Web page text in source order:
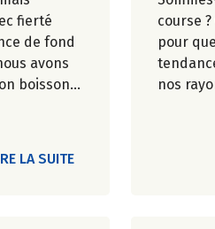
ET VICE-VERSA
fierté
de fond
avons
boissons
LA SUITEDE L'ARTICLE SANS
course
pour
nos